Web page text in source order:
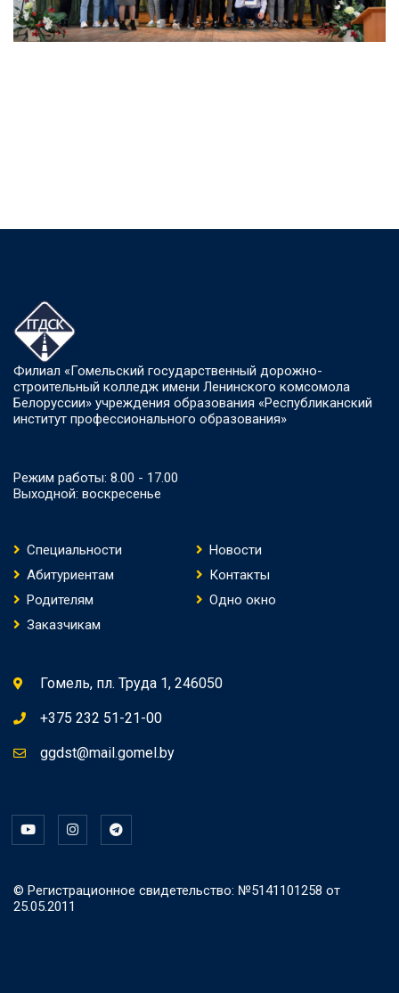
Филиал «Гомельский государственный дорожно-
строительный колледж имени Ленинского комсомола
Белоруссии» учреждения образования «Республиканский
институт профессионального образования»
Режим работы: 8.00 - 17.00
Выходной: воскресенье
Специальности
Новости
Абитуриентам
Контакты
Родителям
Одно окно
Заказчикам
Гомель, пл. Труда 1, 246050
+375 232 51-21-00
ggdst@mail.gomel.by
© Регистрационное свидетельство: №5141101258 от
25.05.2011